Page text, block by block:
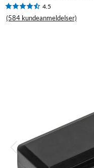
4.5
(584 kundeanmeldelser)